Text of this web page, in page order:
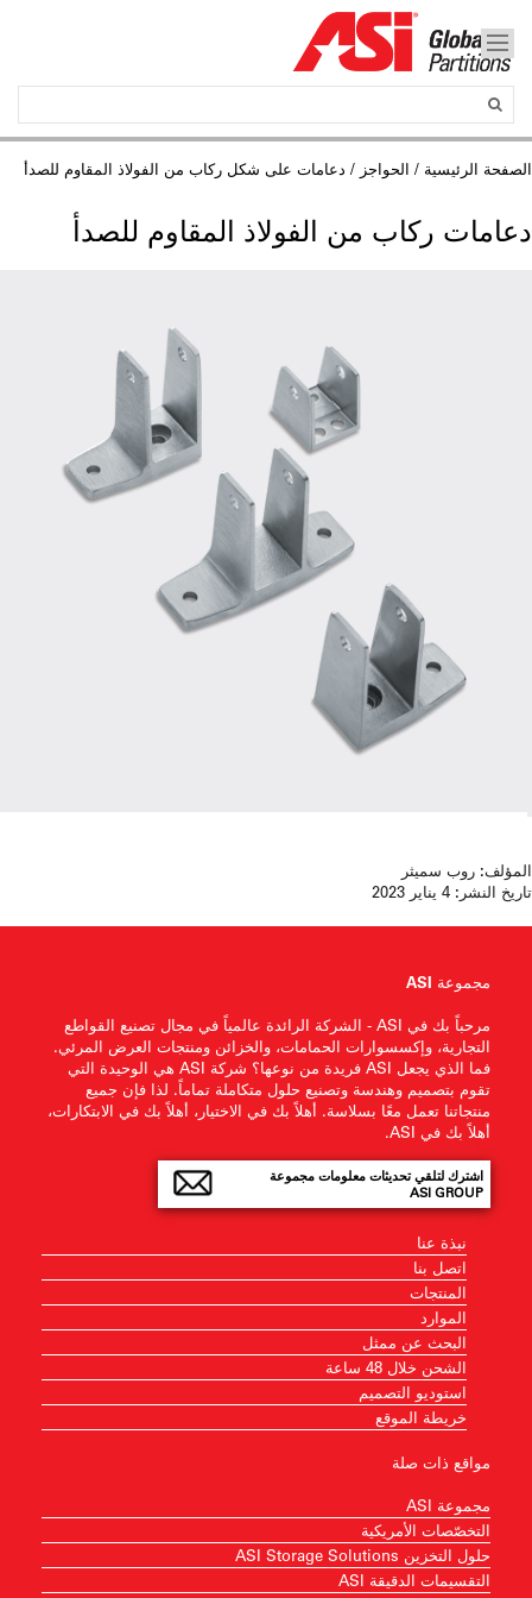
الصفحة الرئيسية / الحواجز / دعامات على شكل ركاب من الفولاذ المقاوم للصدأ
دعامات ركاب من الفولاذ المقاوم للصدأ
المؤلف: روب سميثر
تاريخ النشر:
مجموعة ASI
مرحباً بك في ASI - الشركة الرائدة عالمياً في مجال تصنيع القواطع
التجارية، وإكسسوارات الحمامات، والخزائن ومنتجات العرض المرئي.
فما الذي يجعل ASI فريدة من نوعها؟ شركة ASI هي الوحيدة التي
تقوم بتصميم وهندسة وتصنيع حلول متكاملة تماماً. لذا فإن جميع
منتجاتنا تعمل معًا بسلاسة. أهلاً بك في الاختيار، أهلاً بك في الابتكارات،
أهلاً بك في ASI.
اشترك لتلقي تحديثات معلومات مجموعة
ASI GROUP
نبذة عنا
اتصل بنا
المنتجات
الموارد
البحث عن ممثل
الشحن خلال 48 ساعة
استوديو التصميم
خريطة الموقع
مواقع ذات صلة
مجموعة ASI
التخصّصات الأمريكية
حلول التخزين ASI Storage Solutions
التقسيمات الدقيقة ASI